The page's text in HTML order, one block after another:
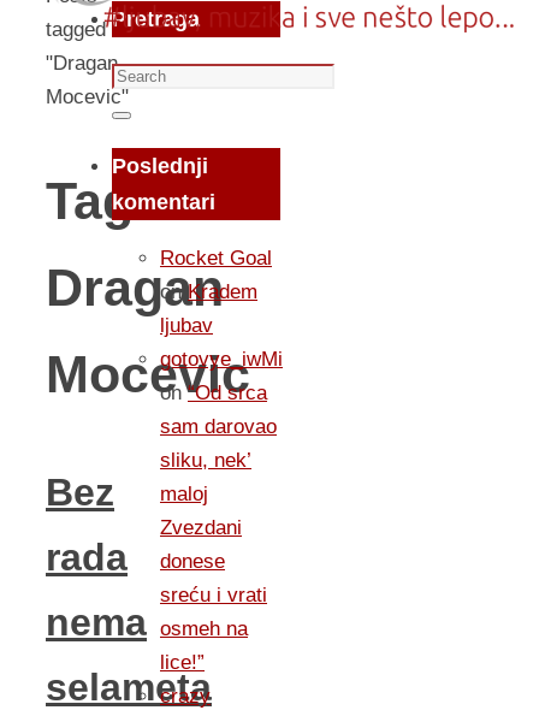
tagged
"Dragan
Mocevic"
Tag:
Dragan
Mocevic
Bez
rada
nema
selameta
Pretraga
Search
for:
Search
Poslednji
komentari
Rocket Goal
on Kradem
ljubav
gotovye_iwMi
on“Od srca
sam darovao
sliku, nek’
maloj
Zvezdani
donese
sreću i vrati
osmeh na
lice!”
crazy